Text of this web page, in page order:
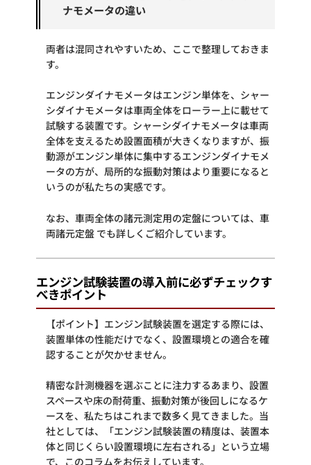
ナモメータの違い
両者は混同されやすいため、ここで整理しておきま
す。
エンジンダイナモメータはエンジン単体を、シャー
シダイナモメータは車両全体をローラー上に載せて
試験する装置です。シャーシダイナモメータは車両
全体を支えるため設置面積が大きくなりますが、振
動源がエンジン単体に集中するエンジンダイナモメ
ータの方が、局所的な振動対策はより重要になると
いうのが私たちの実感です。
なお、車両全体の諸元測定用の定盤については、車
両諸元定盤 でも詳しくご紹介しています。
エンジン試験装置の導入前に必ずチェックす
べきポイント
【ポイント】エンジン試験装置を選定する際には、
装置単体の性能だけでなく、設置環境との適合を確
認することが欠かせません。
精密な計測機器を選ぶことに注力するあまり、設置
スペースや床の耐荷重、振動対策が後回しになるケ
ースを、私たちはこれまで数多く見てきました。当
社としては、「エンジン試験装置の精度は、装置本
体と同じくらい設置環境に左右される」という立場
で、このコラムをお伝えしています。